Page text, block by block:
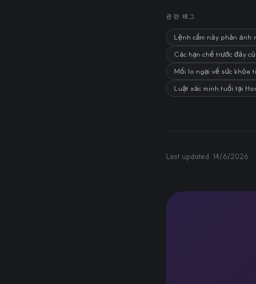
관련 태그
Lệnh cấm này phản ánh
Các hạn chế trước đây
Mối lo ngại về sức khỏe
Luật xác minh tuổi tại
Last updated: 14/6/2026